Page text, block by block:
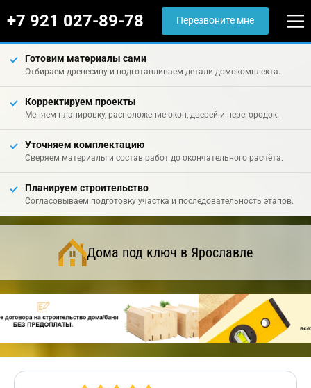
+7 921 027-89-78 Перезвоните мне
Готовим материалы сами
Отбираем древесину и подготавливаем детали домокомплекта.
Корректируем проекты
Меняем планировку, расположение окон, дверей и перегородок.
Уточняем комплектацию
Сверяем материалы и состав работ до окончательного расчёта.
Планируем строительство
Согласовываем подготовку участка и последовательность этапов.
Дома под ключ в Ярославле